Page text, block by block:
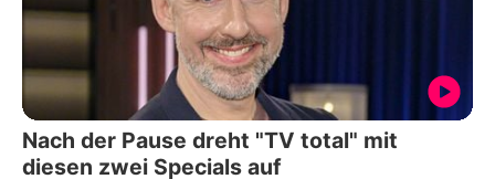
Nach der Pause dreht "TV total" mit
diesen zwei Specials auf